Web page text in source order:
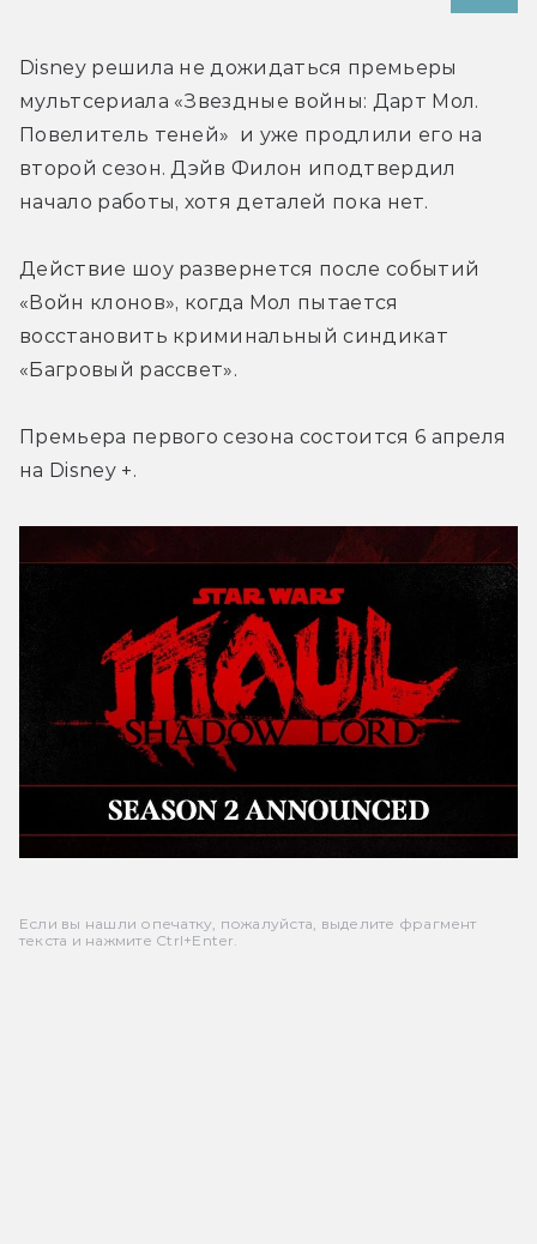
Disney решила не дожидаться премьеры
мультсериала «Звездные войны: Дарт Мол.
Повелитель теней»  и уже продлили его на
второй сезон. Дэйв Филон иподтвердил
начало работы, хотя деталей пока нет.
Действие шоу развернется после событий
«Войн клонов», когда Мол пытается
восстановить криминальный синдикат
«Багровый рассвет».
Премьера первого сезона состоится 6 апреля
на Disney +.
Если вы нашли опечатку, пожалуйста, выделите фрагмент
текста и нажмите Ctrl+Enter.